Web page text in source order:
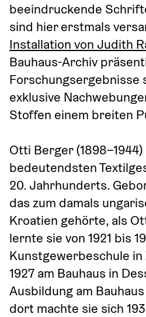
beeindruckende
Installation von Judith
Bauhaus-Archiv
Forschungsergebnisse
exklusive
Stoffen einem breiten
Otti Berger
bedeutendsten
20. Jahrhunderts.
das zum damals
Kroatien gehörte, als
lernte sie von 1921 bis
Kunstgewerbeschule
1927 am Bauhaus in
Ausbildung am
dort machte sie sich